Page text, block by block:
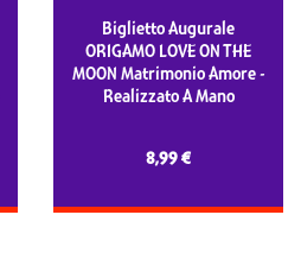
Biglietto Augurale
ORIGAMO LOVE ON THE
MOON Matrimonio Amore -
Realizzato A Mano
8,99 €